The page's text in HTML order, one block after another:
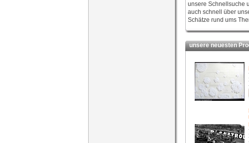
unsere Schnellsuche
auch schnell über
Schätze rund ums
unsere neuesten